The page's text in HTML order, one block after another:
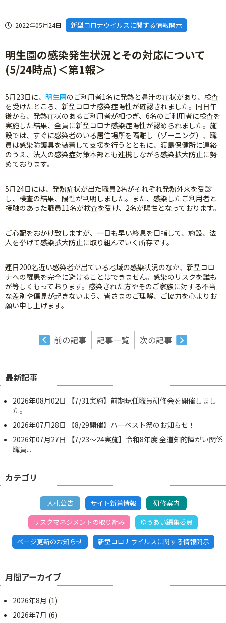
2022年05月24日 新型コロナウイルスに関する情報開示
明生園の感染発生状況とその対応について
(5/24時点)＜第1報＞
5月23日に、 明生園のご利用者1名に発熱と鼻汁の症状があり、検査
を受けたところ、新型コロナ感染症陽性が確認されました。同日午
後から、発熱症状のあるご利用者が相つぎ、6名のご利用者に検査を
実施した結果、全員に新型コロナ感染症陽性が認められました。施
設では、すぐに感染者のいる居住場所を隔離し（ゾーニング）、職
員は感染防護具を装着して支援を行うとともに、渡島保健所に連絡
のうえ、法人の感染症対策本部とも連携しながら感染拡大防止に努
めております。
5月24日には、発熱症状が出た職員2名がそれぞれ発熱外来を受診
し、検査の結果、陽性が判明しました。また、感染したご利用者と
接触のあった職員11名が検査を受け、2名が陽性となっております。
ご心配をおかけ致しますが、一日も早い終息を目指して、施設、法
人を挙げて感染拡大防止に取り組んでいく所存です。
連日200名近い感染者が出ている地域の感染状況のなか、新型コロ
ナへの罹患を完全に避けることはできません。感染のリスクを誰も
が等しくもっております。感染された方やそのご家族に対する不当
な差別や偏見が起きないよう、皆さまのご理解、ご協力を心よりお
願い申し上げます。
前の記事 記事一覧 次の記事
最新記事
2026年08月02日
【7/31実施】前期現任職員研修会を開催しまし
た。
2026年07月28日
【8/29開催】ハーベスト祭のお知らせ！
2026年07月27日
【7/23～24実施】令和8年度 全道知的障がい関係
職員...
カテゴリ
入札公告 サイト新着情報
研修案内
リスクマネジメントの取り組み
ゆうあい編集委員
ページ更新のお知らせ
新型コロナウイルスに関する情報開示
月間アーカイブ
2026年8月 (1)
2026年7月 (6)